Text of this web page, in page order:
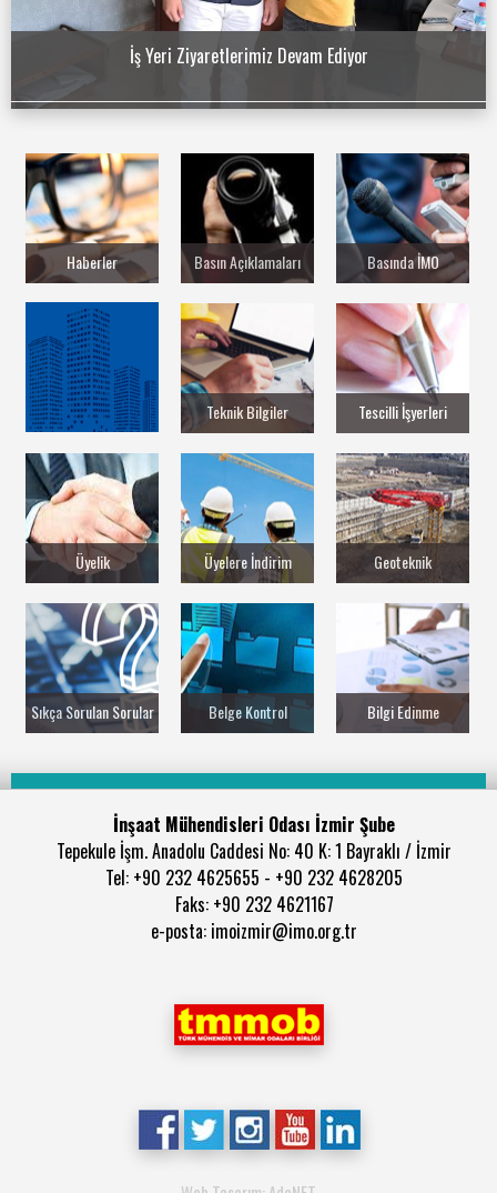
İş Yeri Ziyaretlerimiz Devam Ediyor
Haberler Basın Açıklamaları Basında İMO
Teknik Bilgiler Tescilli İşyerleri
Üyelik Üyelere İndirim Geoteknik
Sıkça Sorulan Sorular Belge Kontrol Bilgi Edinme
İnşaat Mühendisleri Odası İzmir Şube
Tepekule İşm. Anadolu Caddesi No: 40 K: 1 Bayraklı / İzmir
Tel: +90 232 4625655 - +90 232 4628205
Faks: +90 232 4621167
e-posta: imoizmir@imo.org.tr